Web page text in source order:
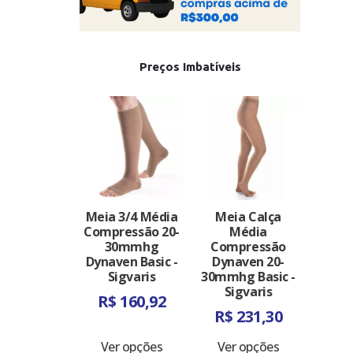
Preços Imbatíveis
Meia 3/4 Média
Compressão 20-
30mmhg
Dynaven Basic -
Sigvaris
R$ 160,92
Ver opções
Meia Calça
Média
Compressão
Dynaven 20-
30mmhg Basic -
Sigvaris
R$ 231,30
Ver opções